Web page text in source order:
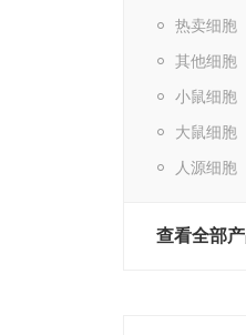
热卖细胞
其他细胞
小鼠细胞
大鼠细胞
人源细胞
查看全部